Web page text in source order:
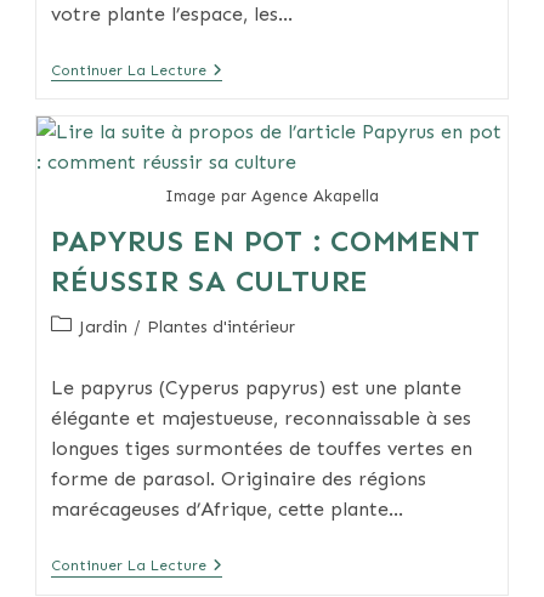
votre plante l’espace, les…
Continuer La LectureComment
Plante
Guide
Complet
Image par Agence Akapella
PAPYRUS EN POT : COMMENT
RÉUSSIR SA CULTURE
PostJardin / Plantes d'intérieur
Le papyrus (Cyperus papyrus) est une plante
élégante et majestueuse, reconnaissable à ses
longues tiges surmontées de touffes vertes en
forme de parasol. Originaire des régions
marécageuses d’Afrique, cette plante…
Continuer La LecturePapyrus
En